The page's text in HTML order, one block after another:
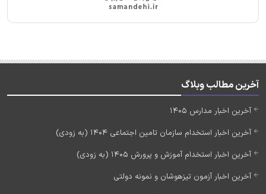
آخرین مطالب وبلاگ
آخرین اخبار مدارس 1405
آخرین اخبار استخدام سازمان تامین اجتماعی 1404 (به زودی)
آخرین اخبار استخدام آموزش و پرورش 1405 (به زودی)
آخرین اخبار آزمون تیزهوشان و نمونه دولتی